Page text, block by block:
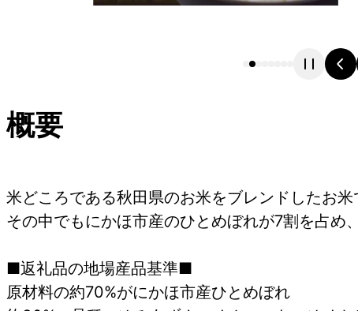
概要
米どころである秋田県のお米をブレンドしたお米
その中でもにかほ市産のひとめぼれが7割を占め
■返礼品の地場産品基準■
原材料の約70%がにかほ市産ひとめぼれ